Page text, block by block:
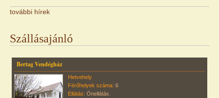
további hírek
Szállásajánló
Bertag Vendégház
Hetvehely
Férőhelyek száma: 6
Ellátás: Önellátás.